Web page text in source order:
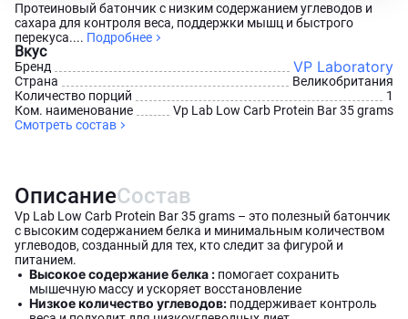
Протеиновый батончик с низким содержанием углеводов и
сахара для контроля веса, поддержки мышц и быстрого
перекуса.... Подробнее
Вкус
Бренд VP Laboratory
Страна
Великобритания
Количество порций
1
Ком. наименование
Vp Lab Low Carb Protein Bar 35 grams
Смотреть состав
ОписаниеСостав
Vp Lab Low Carb Protein Bar 35 grams – это полезный батончик
с высоким содержанием белка и минимальным количеством
углеводов, созданный для тех, кто следит за фигурой и
питанием.
Высокое содержание белка : помогает сохранить
мышечную массу и ускоряет восстановление
Низкое количество углеводов: поддерживает контроль